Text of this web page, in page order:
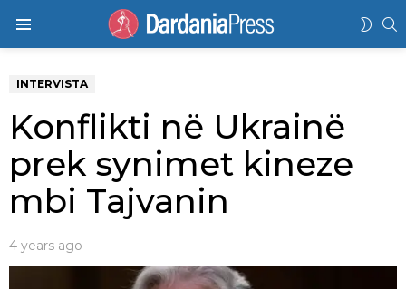
INTERVISTA
Konflikti në Ukrainë
prek synimet kineze
mbi Tajvanin
4 years ago